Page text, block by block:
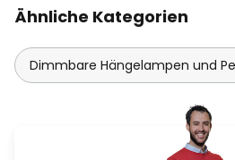
Ähnliche Kategorien
Dimmbare Hängelampen und